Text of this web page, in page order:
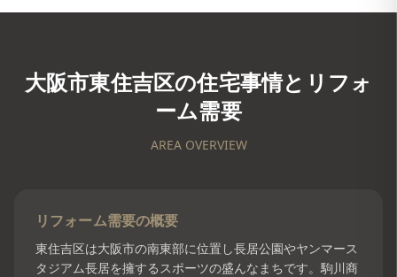
大阪市東住吉区の住宅事情とリフォ
ーム需要
AREA OVERVIEW
リフォーム需要の概要
東住吉区は大阪市の南東部に位置し長居公園やヤンマース
タジアム長居を擁するスポーツの盛んなまちです。駒川商